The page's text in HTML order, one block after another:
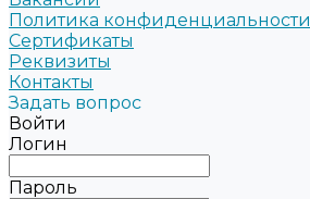
Политика конфиденциальности
Сертификаты
Реквизиты
Контакты
Задать вопрос
Войти
Логин
Пароль